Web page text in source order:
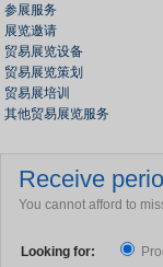
参展服务
展览邀请
贸易展览设备
贸易展览策划
贸易展培训
其他贸易展览服务
Receive
You cannot afford to
Looking for: